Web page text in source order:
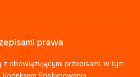
prawa
z obowiązującymi przepisami, w tym